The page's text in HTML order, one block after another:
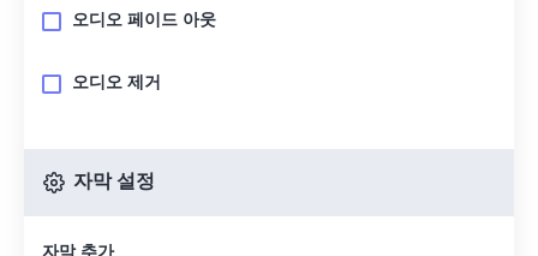
오디오 페이드 아웃
오디오 제거
자막 설정